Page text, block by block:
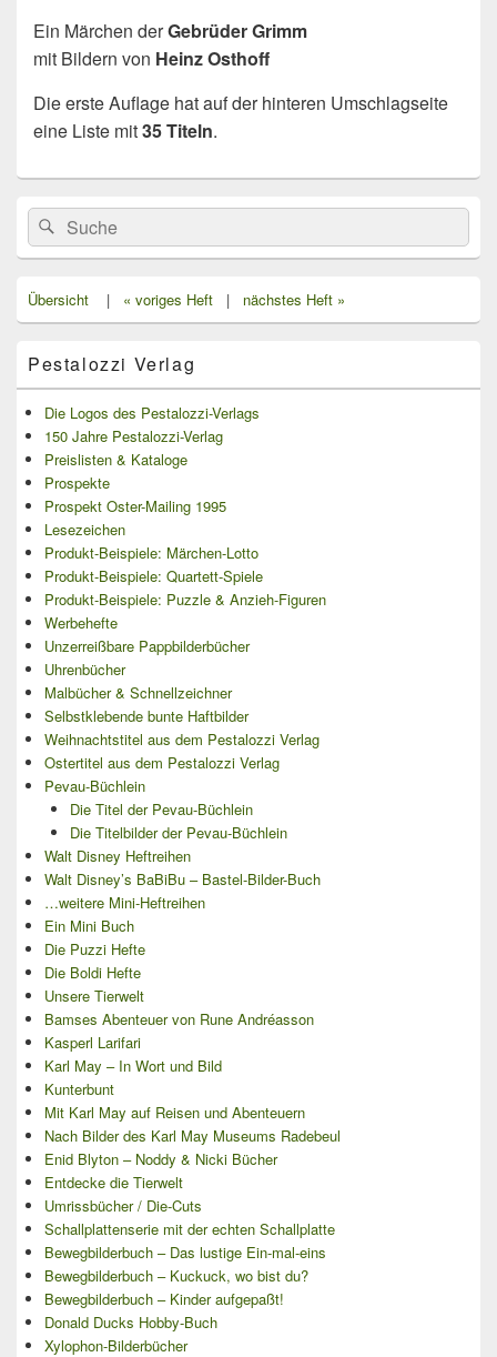
Ein Märchen derGebrüder Grimm
mit Bildern von Heinz Osthoff
Die erste Auflage hat auf der hinteren Umschlagseite
eine Liste mit35 Titeln.
Primärer
Seitenleisten
Widget-
Bereich
Search
for:
Suche
Übersicht | « voriges Heft | nächstes Heft »
Pestalozzi Verlag
Die Logos des Pestalozzi-Verlags
150 Jahre Pestalozzi-Verlag
Preislisten & Kataloge
Prospekte
Prospekt Oster-Mailing 1995
Lesezeichen
Produkt-Beispiele: Märchen-Lotto
Produkt-Beispiele: Quartett-Spiele
Produkt-Beispiele: Puzzle & Anzieh-Figuren
Werbehefte
Unzerreißbare Pappbilderbücher
Uhrenbücher
Malbücher & Schnellzeichner
Selbstklebende bunte Haftbilder
Weihnachtstitel aus dem Pestalozzi Verlag
Ostertitel aus dem Pestalozzi Verlag
Pevau-Büchlein
Die Titel der Pevau-Büchlein
Die Titelbilder der Pevau-Büchlein
Walt Disney Heftreihen
Walt Disney’s BaBiBu – Bastel-Bilder-Buch
…weitere Mini-Heftreihen
Ein Mini Buch
Die Puzzi Hefte
Die Boldi Hefte
Unsere Tierwelt
Bamses Abenteuer von Rune Andréasson
Kasperl Larifari
Karl May – In Wort und Bild
Kunterbunt
Mit Karl May auf Reisen und Abenteuern
Nach Bilder des Karl May Museums Radebeul
Enid Blyton – Noddy & Nicki Bücher
Entdecke die Tierwelt
Umrissbücher / Die-Cuts
Schallplattenserie mit der echten Schallplatte
Bewegbilderbuch – Das lustige Ein-mal-eins
Bewegbilderbuch – Kuckuck, wo bist du?
Bewegbilderbuch – Kinder aufgepaßt!
Donald Ducks Hobby-Buch
Xylophon-Bilderbücher